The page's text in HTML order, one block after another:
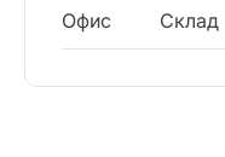
Офис Склад